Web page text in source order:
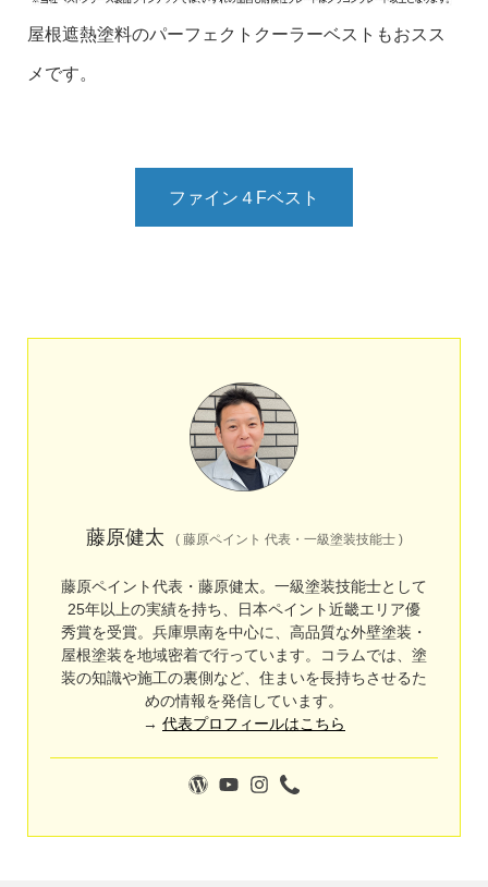
屋根遮熱塗料のパーフェクトクーラーベストもおスス
メです。
ファイン４Fベスト
藤原健太 (藤原ペイント 代表・一級塗装技能士 )
藤原ペイント代表・藤原健太。一級塗装技能士として
25年以上の実績を持ち、日本ペイント近畿エリア優
秀賞を受賞。兵庫県南を中心に、高品質な外壁塗装・
屋根塗装を地域密着で行っています。コラムでは、塗
装の知識や施工の裏側など、住まいを長持ちさせるた
めの情報を発信しています。
→ 代表プロフィールはこちら